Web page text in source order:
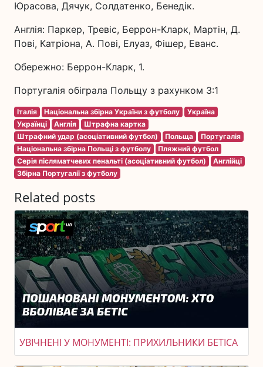
Юрасова, Дячук, Солдатенко, Бенедік.
Англія: Паркер, Тревіс, Беррон-Кларк, Мартін, Д.
Пові, Катріона, А. Пові, Елуаз, Фішер, Еванс.
Обережно: Беррон-Кларк, 1.
Португалія обіграла Польщу з рахунком 3:1
Італія Національна збірна України з футболу
Україна
Українці
Англія
Штрафна картка
Штрафний удар (асоціативний футбол)
Польща
Португалія
Національна збірна Польщі з футболу
Пляжний футбол
Серія післяматчевих пенальті (асоціативний футбол)
Англійці
Збірна Португалії з футболу
Related posts
УВІЧНЕНІ У МОНУМЕНТІ: ПРИХИЛЬНИКИ БЕТІСА